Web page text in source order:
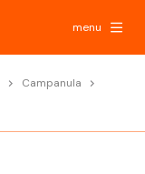
menu
Campanula